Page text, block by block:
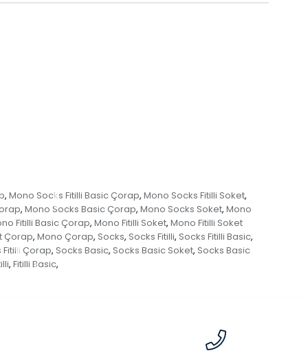
, Mono Socks Fitilli Basic Çorap, Mono Socks Fitilli Soket,
, Mono Socks Basic Çorap, Mono Socks Soket, Mono
Fitilli Basic Çorap, Mono Fitilli Soket, Mono Fitilli Soket
Çorap, Mono Çorap, Socks, Socks Fitilli, Socks Fitilli Basic,
Fitilli Çorap, Socks Basic, Socks Basic Soket, Socks Basic
, Fitilli Basic,